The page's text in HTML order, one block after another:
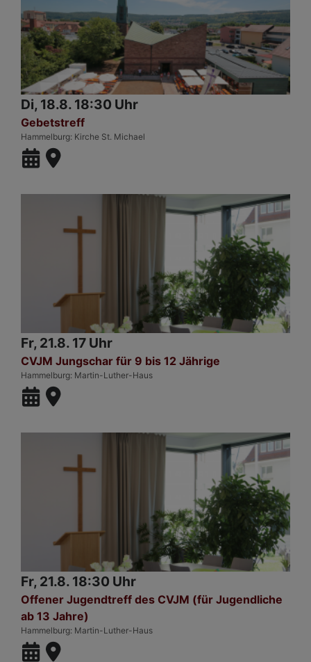
Di, 18.8. 18:30 Uhr
Gebetstreff
Hammelburg Kirche St. Michael
Fr, 21.8. 17 Uhr
CVJM Jungschar für 9 bis 12 Jährige
Hammelburg Martin-Luther-Haus
Fr, 21.8. 18:30 Uhr
Offener Jugendtreff des CVJM (für Jugendliche
ab 13 Jahre)
Hammelburg Martin-Luther-Haus